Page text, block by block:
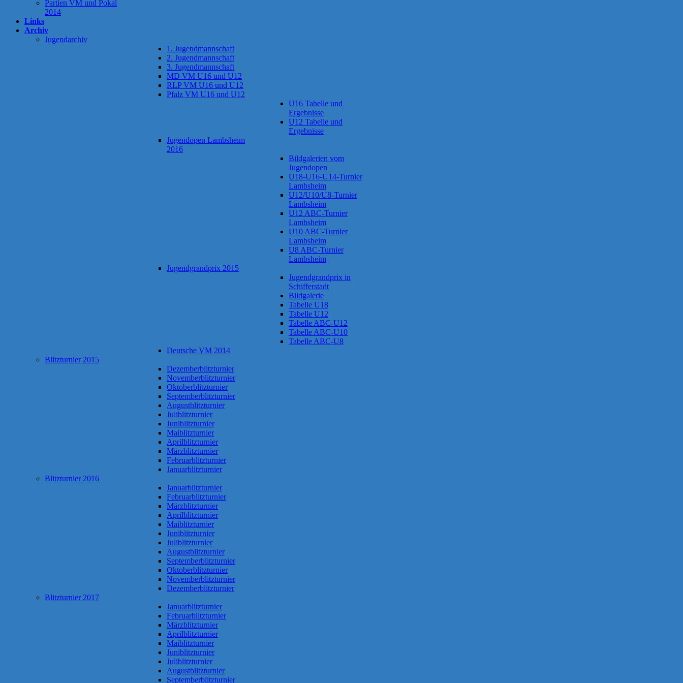
Partien VM und Pokal
2014
Links
Archiv
Jugendarchiv
1. Jugendmannschaft
2. Jugendmannschaft
3. Jugendmannschaft
MD VM U16 und U12
RLP VM U16 und U12
Pfalz VM U16 und U12
U16 Tabelle und
Ergebnisse
U12 Tabelle und
Ergebnisse
Jugendopen Lambsheim
2016
Bildgalerien vom
Jugendopen
U18-U16-U14-Turnier
Lambsheim
U12/U10/U8-Turnier
Lambsheim
U12 ABC-Turnier
Lambsheim
U10 ABC-Turnier
Lambsheim
U8 ABC-Turnier
Lambsheim
Jugendgrandprix 2015
Jugendgrandprix in
Schifferstadt
Bildgalerie
Tabelle U18
Tabelle U12
Tabelle ABC-U12
Tabelle ABC-U10
Tabelle ABC-U8
Deutsche VM 2014
Blitzturnier 2015
Dezemberblitzturnier
Novemberblitzturnier
Oktoberblitzturnier
Septemberblitzturnier
Augustblitzturnier
Juliblitzturnier
Juniblitzturnier
Maiblitzturnier
Aprilblitzturnier
Märzblitzturnier
Februarblitzturnier
Januarblitzturnier
Blitzturnier 2016
Januarblitzturnier
Februarblitzturnier
Märzblitzturnier
Aprilblitzturnier
Maiblitzturnier
Juniblitzturnier
Juliblitzturnier
Augustblitzturnier
Septemberblitzturnier
Oktoberblitzturnier
Novemberblitzturnier
Dezemberblitzturnier
Blitzturnier 2017
Januarblitzturnier
Februarblitzturnier
Märzblitzturnier
Aprilblitzturnier
Maiblitzturnier
Juniblitzturnier
Juliblitzturnier
Augustblitzturnier
Septemberblitzturnier